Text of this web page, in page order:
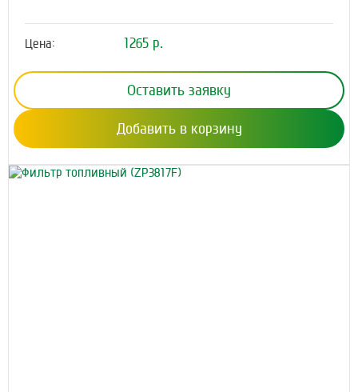
Цена: 1265 р.
Оставить заявку
Добавить в корзину